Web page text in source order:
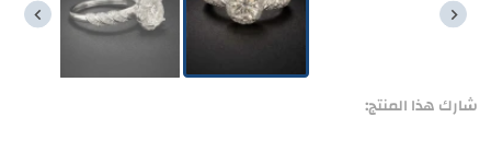
شارك هذا المنتج: